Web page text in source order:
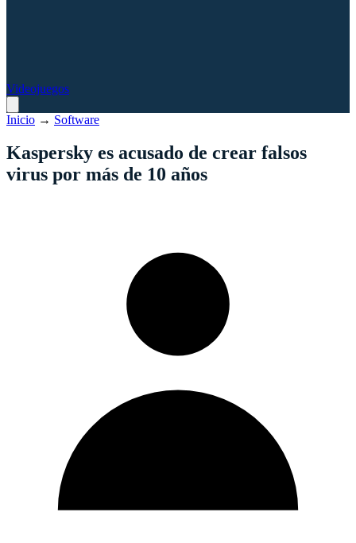
Videojuegos
Inicio → Software
Kaspersky es acusado de crear falsos
virus por más de 10 años